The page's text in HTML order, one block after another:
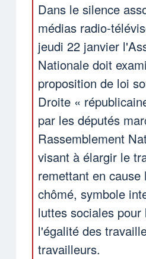
Dans le silence
médias radio-
jeudi 22 janvier
Nationale doit
proposition de loi
Droite «
par les députés
Rassemblement
visant à élargir le
remettant en
chômé, symbole
luttes sociales
l'égalité des
travailleurs.